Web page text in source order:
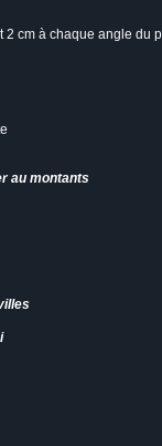
cm à chaque angle
au montants